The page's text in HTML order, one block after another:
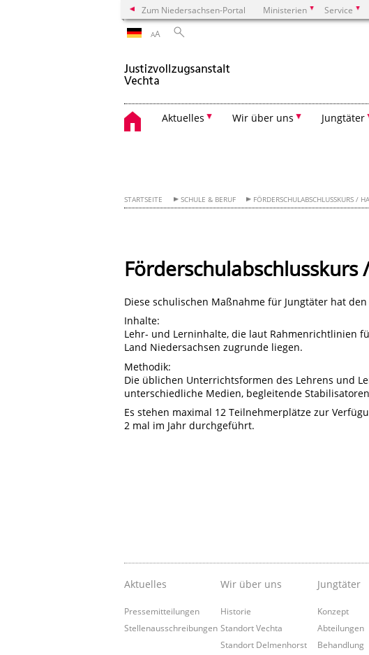
Zum Niedersachsen-Portal Ministerien Service
AA
Aktuelles Wir über uns Jungtäter
STARTSEITE SCHULE & BERUF FÖRDERSCHULABSCHLUSSKURS /
Förderschulabschlusskurs
Diese schulischen Maßnahme für Jungtäter hat
Inhalte:
Lehr- und Lerninhalte, die laut Rahmenrichtlinien
Land Niedersachsen zugrunde liegen.
Methodik:
Die üblichen Unterrichtsformen des Lehrens und
unterschiedliche Medien, begleitende
Es stehen maximal 12 Teilnehmerplätze zur
2 mal im Jahr durchgeführt.
Aktuelles
Pressemitteilungen
Stellenausschreibungen
Wir über uns
Historie
Standort Vechta
Standort Delmenhorst
Jungtäter
Konzept
Abteilungen
Behandlung